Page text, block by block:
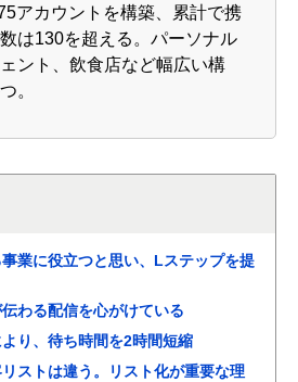
アカウントを構築、累計で携
は130を超える。パーソナル
ント、飲食店など幅広い構
。
業に役立つと思い、Lステップを提
わる配信を心がけている
り、待ち時間を2時間短縮
ストは違う。リスト化が重要な理